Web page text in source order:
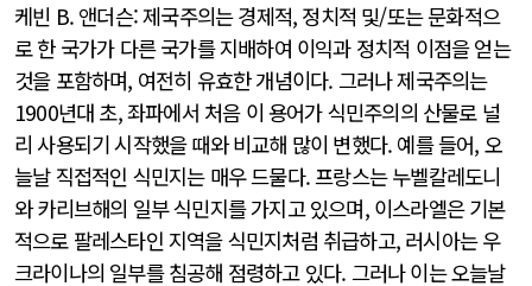
케빈 B. 앤더슨: 제국주의는 경제적, 정치적 및/또는 문화적으
로 한 국가가 다른 국가를 지배하여 이익과 정치적 이점을 얻는
것을 포함하며, 여전히 유효한 개념이다. 그러나 제국주의는
1900년대 초, 좌파에서 처음 이 용어가 식민주의의 산물로 널
리 사용되기 시작했을 때와 비교해 많이 변했다. 예를 들어, 오
늘날 직접적인 식민지는 매우 드물다. 프랑스는 누벨칼레도니
와 카리브해의 일부 식민지를 가지고 있으며, 이스라엘은 기본
적으로 팔레스타인 지역을 식민지처럼 취급하고, 러시아는 우
크라이나의 일부를 침공해 점령하고 있다. 그러나 이는 오늘날